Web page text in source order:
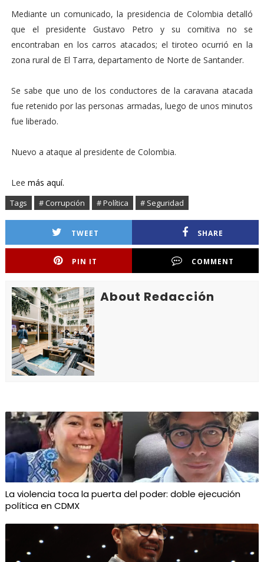
Mediante un comunicado, la presidencia de Colombia detalló
que el presidente Gustavo Petro y su comitiva no se
encontraban en los carros atacados; el tiroteo ocurrió en la
zona rural de El Tarra, departamento de Norte de Santander.
Se sabe que uno de los conductores de la caravana atacada
fue retenido por las personas armadas, luego de unos minutos
fue liberado.
Nuevo a ataque al presidente de Colombia.
Lee más aquí.
Tags # Corrupción # Política # Seguridad
TWEET SHARE
PIN IT COMMENT
About Redacción
La violencia toca la puerta del poder: doble ejecución
política en CDMX